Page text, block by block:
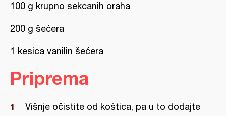
100 g krupno sekcanih oraha
200 g šećera
1 kesica vanilin šećera
Priprema
Višnje očistite od koštica, pa u to dodajte